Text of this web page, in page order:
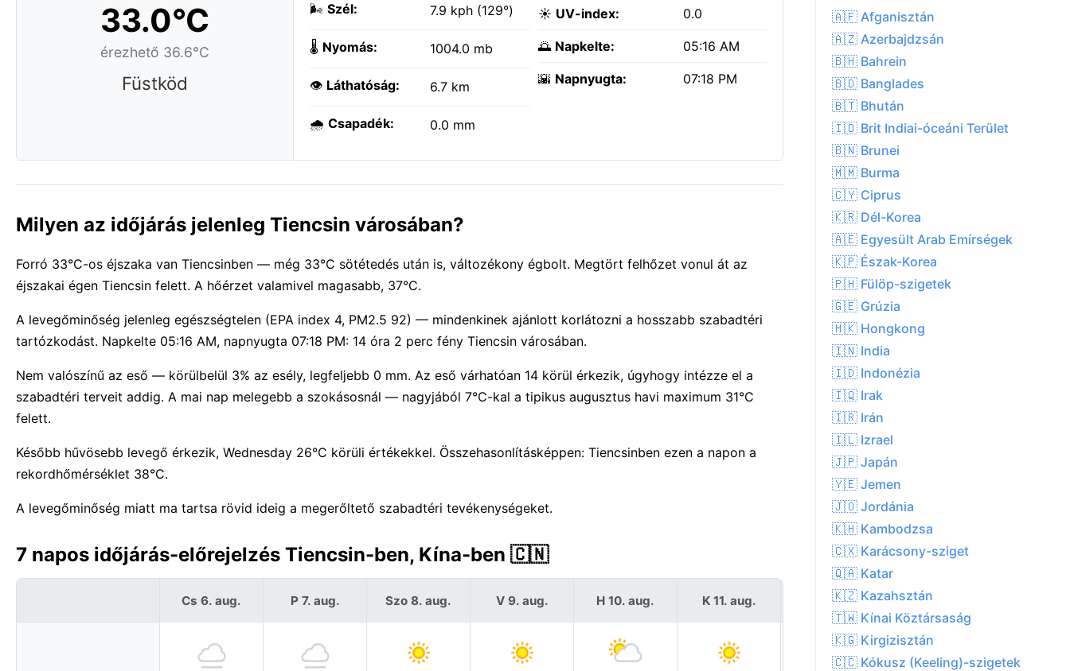
33.0°C
érezhető 36.6°C
Füstköd
🌬️ Szél: 7.9 kph (129°)
🌡️ Nyomás: 1004.0 mb
👁️ Láthatóság: 6.7 km
🌧️ Csapadék: 0.0 mm
☀️ UV-index: 0.0
🌅 Napkelte: 05:16 AM
🌇 Napnyugta: 07:18 PM
Milyen az időjárás jelenleg Tiencsin városában?
Forró 33°C-os éjszaka van Tiencsinben — még 33°C sötétedés után is, változékony égbolt. Megtört felhőzet vonul át az
éjszakai égen Tiencsin felett. A hőérzet valamivel magasabb, 37°C.
A levegőminőség jelenleg egészségtelen (EPA index 4, PM2.5 92) — mindenkinek ajánlott korlátozni a hosszabb szabadtéri
tartózkodást. Napkelte 05:16 AM, napnyugta 07:18 PM: 14 óra 2 perc fény Tiencsin városában.
Nem valószínű az eső — körülbelül 3% az esély, legfeljebb 0 mm. Az eső várhatóan 14 körül érkezik, úgyhogy intézze el a
szabadtéri terveit addig. A mai nap melegebb a szokásosnál — nagyjából 7°C-kal a tipikus augusztus havi maximum 31°C
felett.
Később hűvösebb levegő érkezik, Wednesday 26°C körüli értékekkel. Összehasonlításképpen: Tiencsinben ezen a napon a
rekordhőmérséklet 38°C.
A levegőminőség miatt ma tartsa rövid ideig a megerőltető szabadtéri tevékenységeket.
7 napos időjárás-előrejelzés Tiencsin-ben, Kína-ben 🇨🇳
Cs 6. aug. P 7. aug. Szo 8. aug. V 9. aug. H 10. aug. K 11. aug. Sze 12. aug.
🇦🇫 Afganisztán
🇦🇿 Azerbajdzsán
🇧🇭 Bahrein
🇧🇩 Banglades
🇧🇹 Bhután
🇮🇴 Brit Indiai-óceáni Terület
🇧🇳 Brunei
🇲🇲 Burma
🇨🇾 Ciprus
🇰🇷 Dél-Korea
🇦🇪 Egyesült Arab Emírségek
🇰🇵 Észak-Korea
🇵🇭 Fülöp-szigetek
🇬🇪 Grúzia
🇭🇰 Hongkong
🇮🇳 India
🇮🇩 Indonézia
🇮🇶 Irak
🇮🇷 Irán
🇮🇱 Izrael
🇯🇵 Japán
🇾🇪 Jemen
🇯🇴 Jordánia
🇰🇭 Kambodzsa
🇨🇽 Karácsony-sziget
🇶🇦 Katar
🇰🇿 Kazahsztán
🇹🇼 Kínai Köztársaság
🇰🇬 Kirgizisztán
🇨🇨 Kókusz (Keeling)-szigetek